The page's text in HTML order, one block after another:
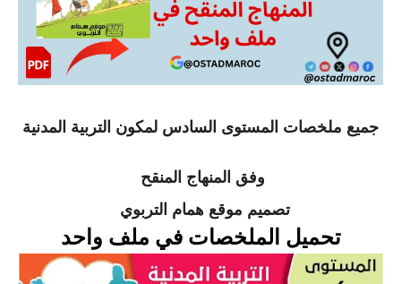
جميع ملخصات المستوى السادس لمكون التربية المدنية
وفق المنهاج المنقح
تصميم موقع همام التربوي
تحميل الملخصات في ملف واحد